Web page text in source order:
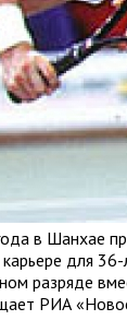
в Шанхае
для
разряде
РИА